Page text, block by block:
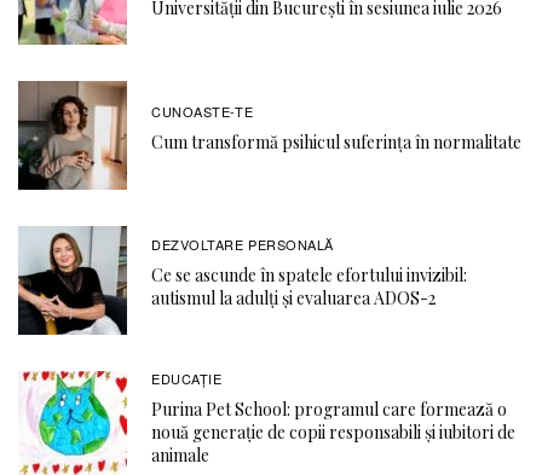
Universității din București în sesiunea iulie 2026
CUNOASTE-TE
Cum transformă psihicul suferința în normalitate
DEZVOLTARE PERSONALĂ
Ce se ascunde în spatele efortului invizibil:
autismul la adulți și evaluarea ADOS-2
EDUCAŢIE
Purina Pet School: programul care formează o
nouă generație de copii responsabili și iubitori de
animale